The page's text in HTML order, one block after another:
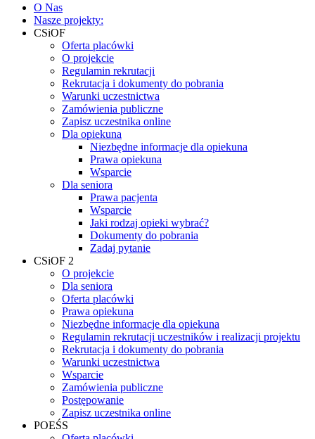
O Nas
Nasze projekty:
CSiOF
Oferta placówki
O projekcie
Regulamin rekrutacji
Rekrutacja i dokumenty do pobrania
Warunki uczestnictwa
Zamówienia publiczne
Zapisz uczestnika online
Dla opiekuna
Niezbędne informacje dla opiekuna
Prawa opiekuna
Wsparcie
Dla seniora
Prawa pacjenta
Wsparcie
Jaki rodzaj opieki wybrać?
Dokumenty do pobrania
Zadaj pytanie
CSiOF 2
O projekcie
Dla seniora
Oferta placówki
Prawa opiekuna
Niezbędne informacje dla opiekuna
Regulamin rekrutacji uczestników i realizacji projektu
Rekrutacja i dokumenty do pobrania
Warunki uczestnictwa
Wsparcie
Zamówienia publiczne
Postępowanie
Zapisz uczestnika online
POEŚS